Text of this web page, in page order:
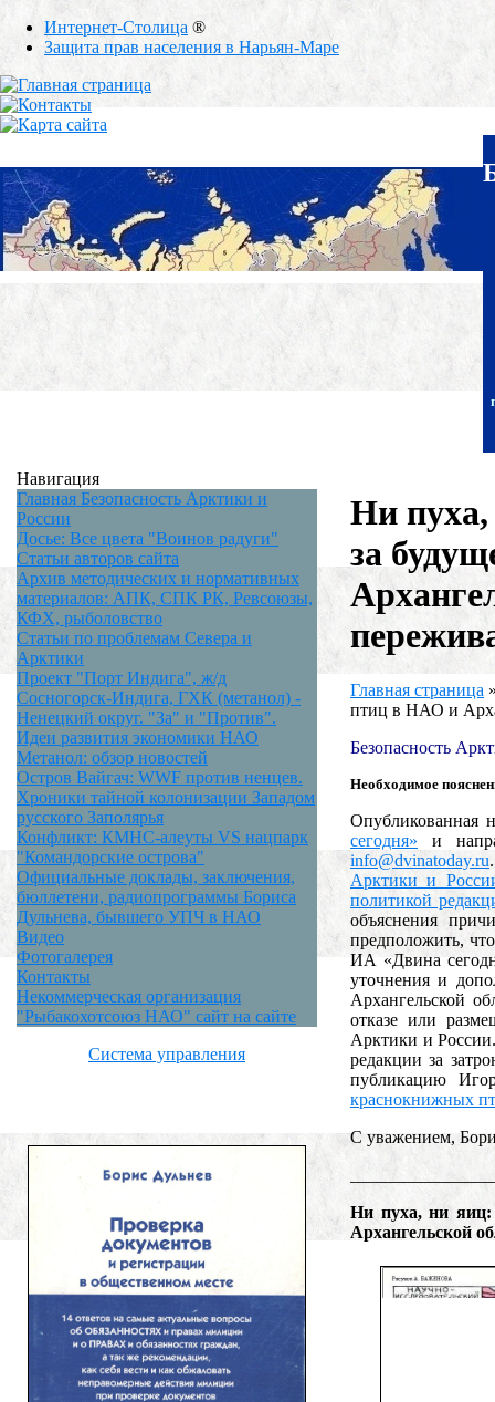
Интернет-Столица ®
Защита прав населения в Нарьян-Маре
Навигация
Главная Безопасность Арктики и
России
Досье: Все цвета "Воинов радуги"
Статьи авторов сайта
Архив методических и нормативных
материалов: АПК, СПК РК, Ревсоюзы,
КФХ, рыболовство
Статьи по проблемам Севера и
Арктики
Проект "Порт Индига", ж/д
Сосногорск-Индига, ГХК (метанол) -
Ненецкий округ. "За" и "Против".
Идеи развития экономики НАО
Метанол: обзор новостей
Остров Вайгач: WWF против ненцев.
Хроники тайной колонизации Западом
русского Заполярья
Конфликт: КМНС-алеуты VS нацпарк
"Командорские острова"
Официальные доклады, заключения,
бюллетени, радиопрограммы Бориса
Дульнева, бывшего УПЧ в НАО
Видео
Фотогалерея
Контакты
Некоммерческая организация
"Рыбакохотсоюз НАО" сайт на сайте
Система управления
Ни пуха,
за
Главная страница
птиц в НАО и
Безопасность
Необходимое
Опубликованная
сегодня» и
info@dvinatoday.ru
Арктики и
политикой
объяснения
предположить,
ИА «Двина
уточнения и
Архангельской
отказе или
Арктики и
редакции за
публикацию
краснокнижных
С уважением,
Ни пуха, ни яиц:
Архангельской